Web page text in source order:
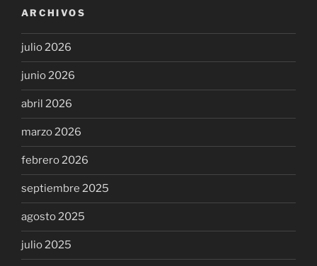
ARCHIVOS
julio 2026
junio 2026
abril 2026
marzo 2026
febrero 2026
septiembre 2025
agosto 2025
julio 2025